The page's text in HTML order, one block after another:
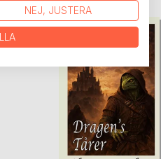
NEJ, JUSTERA